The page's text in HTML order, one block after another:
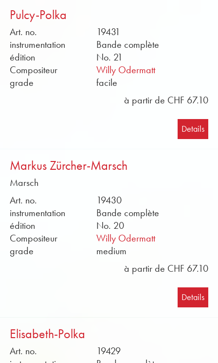
Pulcy-Polka
Art. no.
19431
instrumentation
Bande complète
édition
No. 21
Compositeur
Willy Odermatt
grade
facile
à partir de CHF 67.10
Details
Markus Zürcher-Marsch
Marsch
Art. no.
19430
instrumentation
Bande complète
édition
No. 20
Compositeur
Willy Odermatt
grade
medium
à partir de CHF 67.10
Details
Elisabeth-Polka
Art. no.
19429